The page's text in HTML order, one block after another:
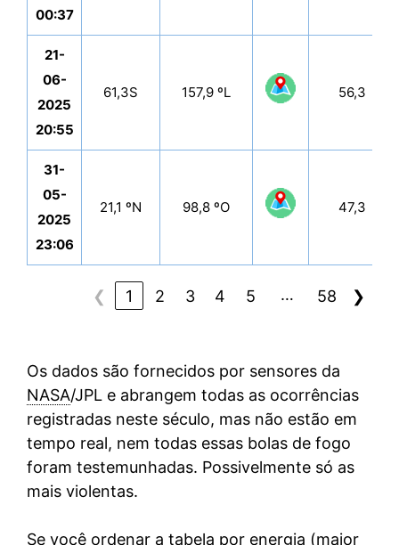
00:37
21-
06-
2025
20:55
61,3S 157,9 ºL 56,3
31-
05-
2025
23:06
21,1 ºN 98,8 ºO 47,3
❮ 1 2 3 4 5 … 58 ❯
Os dados são fornecidos por sensores da
NASA/JPL e abrangem todas as ocorrências
registradas neste século, mas não estão em
tempo real, nem todas essas bolas de fogo
foram testemunhadas. Possivelmente só as
mais violentas.
Se você ordenar a tabela por energia (maior